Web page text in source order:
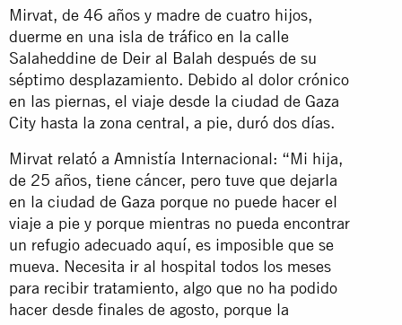
Mirvat, de 46 años y madre de cuatro hijos,
duerme en una isla de tráfico en la calle
Salaheddine de Deir al Balah después de su
séptimo desplazamiento. Debido al dolor crónico
en las piernas, el viaje desde la ciudad de Gaza
City hasta la zona central, a pie, duró dos días.
Mirvat relató a Amnistía Internacional: “Mi hija,
de 25 años, tiene cáncer, pero tuve que dejarla
en la ciudad de Gaza porque no puede hacer el
viaje a pie y porque mientras no pueda encontrar
un refugio adecuado aquí, es imposible que se
mueva. Necesita ir al hospital todos los meses
para recibir tratamiento, algo que no ha podido
hacer desde finales de agosto, porque la